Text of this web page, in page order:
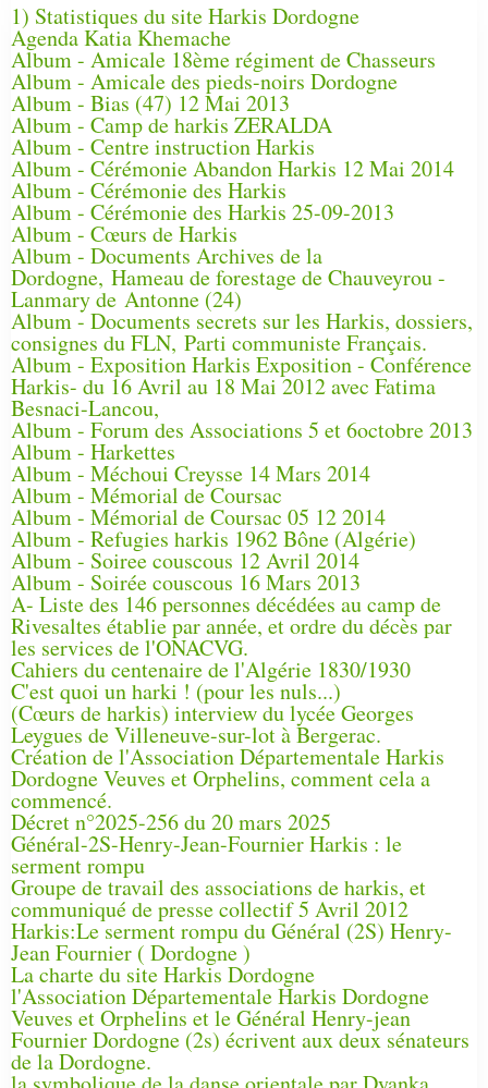
1) Statistiques du site Harkis Dordogne
Agenda Katia Khemache
Album - Amicale 18ème régiment de Chasseurs
Album - Amicale des pieds-noirs Dordogne
Album - Bias (47) 12 Mai 2013
Album - Camp de harkis ZERALDA
Album - Centre instruction Harkis
Album - Cérémonie Abandon Harkis 12 Mai 2014
Album - Cérémonie des Harkis
Album - Cérémonie des Harkis 25-09-2013
Album - Cœurs de Harkis
Album - Documents Archives de la
Dordogne, Hameau de forestage de Chauveyrou -
Lanmary de Antonne (24)
Album - Documents secrets sur les Harkis, dossiers,
consignes du FLN, Parti communiste Français.
Album - Exposition Harkis Exposition - Conférence
Harkis- du 16 Avril au 18 Mai 2012 avec Fatima
Besnaci-Lancou,
Album - Forum des Associations 5 et 6octobre 2013
Album - Harkettes
Album - Méchoui Creysse 14 Mars 2014
Album - Mémorial de Coursac
Album - Mémorial de Coursac 05 12 2014
Album - Refugies harkis 1962 Bône (Algérie)
Album - Soiree couscous 12 Avril 2014
Album - Soirée couscous 16 Mars 2013
A- Liste des 146 personnes décédées au camp de
Rivesaltes établie par année, et ordre du décès par
les services de l'ONACVG.
Cahiers du centenaire de l'Algérie 1830/1930
C'est quoi un harki ! (pour les nuls...)
(Cœurs de harkis) interview du lycée Georges
Leygues de Villeneuve-sur-lot à Bergerac.
Création de l'Association Départementale Harkis
Dordogne Veuves et Orphelins, comment cela a
commencé.
Décret n°2025-256 du 20 mars 2025
Général-2S-Henry-Jean-Fournier Harkis : le
serment rompu
Groupe de travail des associations de harkis, et
communiqué de presse collectif 5 Avril 2012
Harkis:Le serment rompu du Général (2S) Henry-
Jean Fournier ( Dordogne )
La charte du site Harkis Dordogne
l'Association Départementale Harkis Dordogne
Veuves et Orphelins et le Général Henry-jean
Fournier Dordogne (2s) écrivent aux deux sénateurs
de la Dordogne.